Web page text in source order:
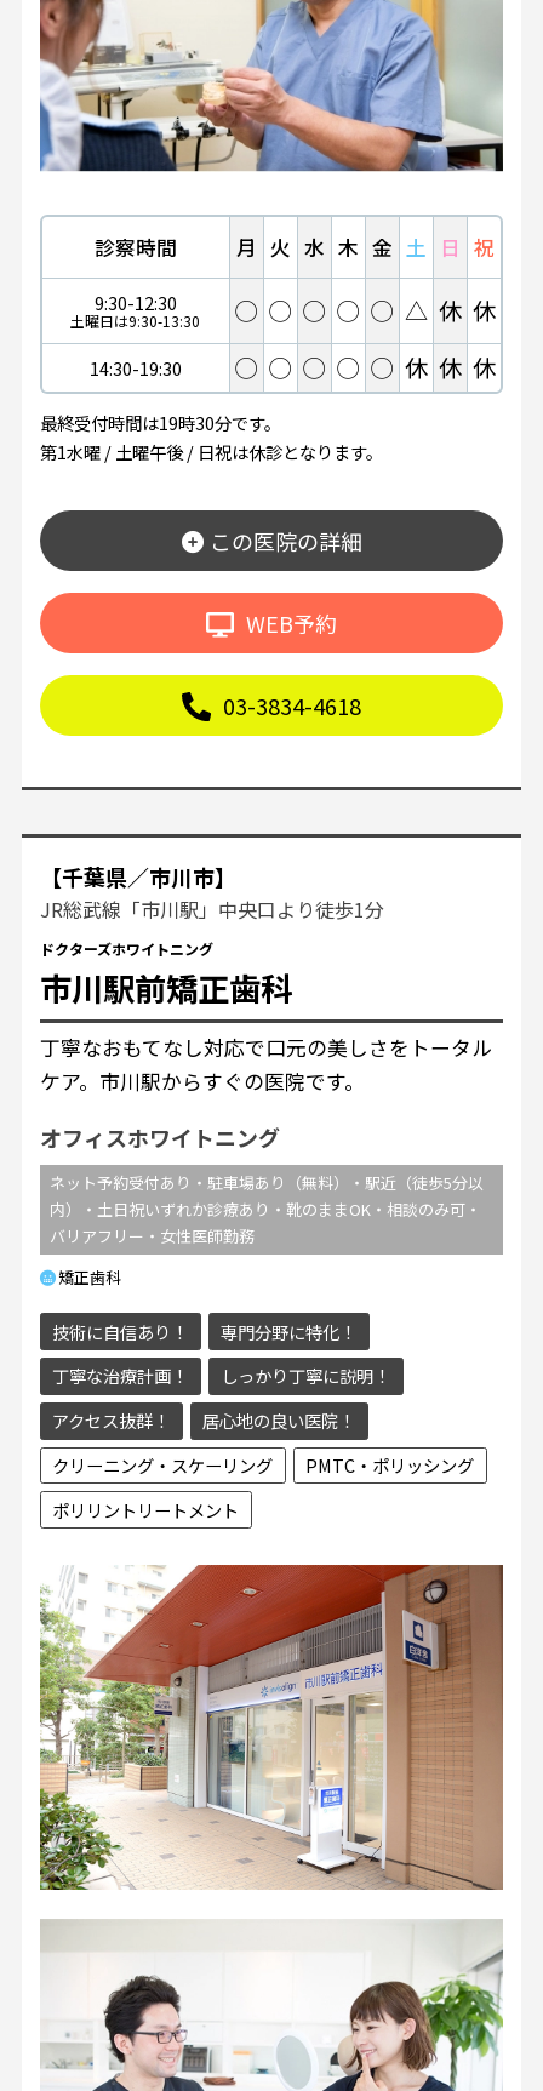
診察時間 月 火 水 木 金 土 日 祝
9:30-12:30
土曜日は9:30-13:30 ◯ ◯ ◯ ◯ ◯ △ 休 休
14:30-19:30 ◯ ◯ ◯ ◯ ◯ 休 休 休
最終受付時間は19時30分です。
第1水曜 / 土曜午後 / 日祝は休診となります。
この医院の詳細
WEB予約
03-3834-4618
【千葉県／市川市】
JR総武線「市川駅」中央口より徒歩1分
ドクターズホワイトニング
市川駅前矯正歯科
丁寧なおもてなし対応で口元の美しさをトータル
ケア。市川駅からすぐの医院です。
オフィスホワイトニング
ネット予約受付あり・駐車場あり（無料）・駅近（徒歩5分以
内）・土日祝いずれか診療あり・靴のままOK・相談のみ可・
バリアフリー・女性医師勤務
矯正歯科
技術に自信あり！
専門分野に特化！
丁寧な治療計画！
しっかり丁寧に説明！
アクセス抜群！
居心地の良い医院！
クリーニング・スケーリング
PMTC・ポリッシング
ポリリントリートメント